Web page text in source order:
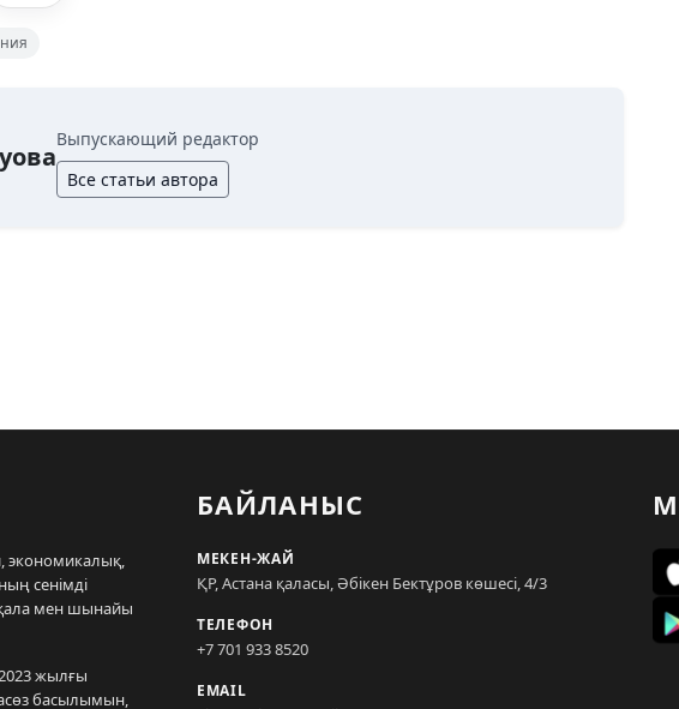
Выпускающий редактор
Все статьи автора
экономикалық,
сенімді
мен шынайы
жылғы
басылымын,
БАЙЛАНЫС
МЕКЕН-ЖАЙ
ҚР, Астана қаласы, Әбікен Бектұров көшесі, 4/3
ТЕЛЕФОН
+7 701 933 8520
EMAIL